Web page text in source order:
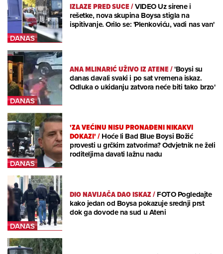
IZLAZE PRED SUCE/VIDEO Uz sirene i
rešetke, nova skupina Boysa stigla na
ispitivanje. Orilo se: 'Plenkoviću, vadi nas van'
ANA MLINARIĆ UŽIVO IZ ATENE/'Boysi su
danas davali svaki i po sat vremena iskaz.
Odluka o ukidanju zatvora neće biti tako brzo'
'ZA VEĆINU NISU PRONAĐENI NIKAKVI
DOKAZI'/Hoće li Bad Blue Boysi Božić
provesti u grčkim zatvorima? Odvjetnik ne želi
roditeljima davati lažnu nadu
DIO NAVIJAČA DAO ISKAZ/FOTO Pogledajte
kako jedan od Boysa pokazuje srednji prst
dok ga dovode na sud u Ateni